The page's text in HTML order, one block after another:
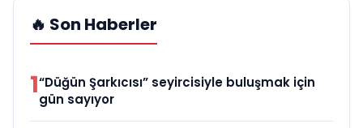
🔥 Son Haberler
1“Düğün Şarkıcısı” seyircisiyle buluşmak için
gün sayıyor